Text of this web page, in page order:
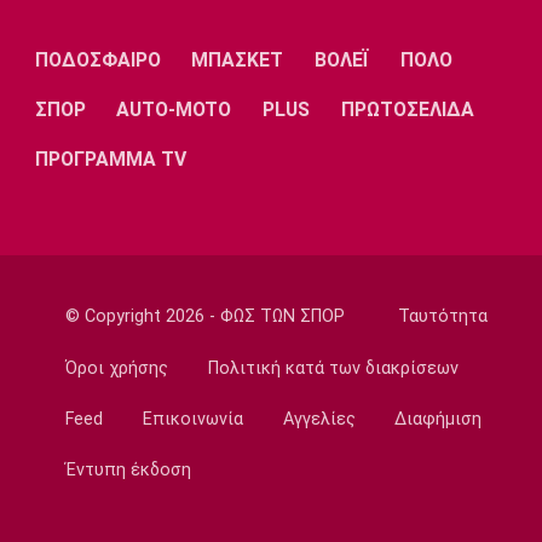
18:15
Βόλεϊ
βραδιά
17:45
Στίβος
για τον Τζαμτζή
ΠΟΔΟΣΦΑΙΡΟ ΜΠΑΣΚΕΤ ΒΟΛΕΪ ΠΟΛΟ
ΣΠΟΡ AUTO-MOTO PLUS ΠΡΩΤΟΣΕΛΙΔΑ
ΠΡΟΓΡΑΜΜΑ TV
© Copyright 2026 - ΦΩΣ ΤΩΝ ΣΠΟΡ Ταυτότητα
Όροι χρήσης Πολιτική κατά των διακρίσεων
Feed Επικοινωνία Αγγελίες Διαφήμιση
Έντυπη έκδοση